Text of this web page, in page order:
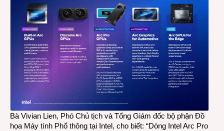
Bà Vivian Lien, Phó Chủ tịch và Tổng Giám đốc bộ phận Đồ
họa Máy tính Phổ thông tại Intel, cho biết: “Dòng Intel Arc Pro